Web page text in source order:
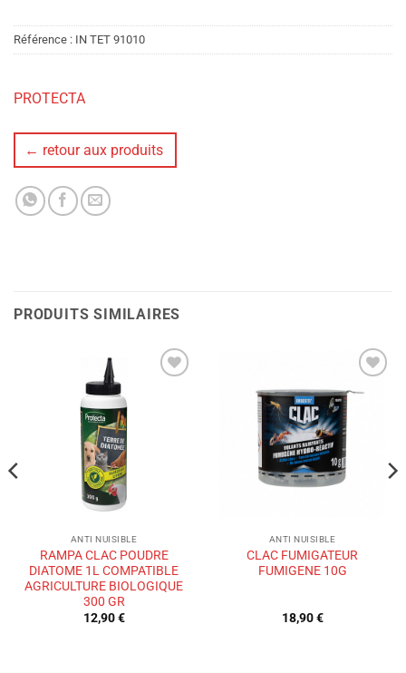
Référence : IN TET 91010
PROTECTA
← retour aux produits
PRODUITS SIMILAIRES
ANTI NUISIBLE
RAMPA CLAC POUDRE
DIATOME 1L COMPATIBLE
AGRICULTURE BIOLOGIQUE
300 GR
12,90€
Ajouter
à la liste
souhaits
ANTI NUISIBLE
CLAC FUMIGATEUR
FUMIGENE 10G
18,90€